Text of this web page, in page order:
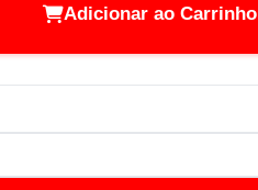
Adicionar ao Carrinho